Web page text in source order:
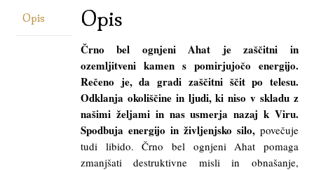
Opis Opis
Črno bel ognjeni Ahat je zaščitni in
ozemljitveni kamen s pomirjujočo energijo.
Rečeno je, da gradi zaščitni ščit po telesu.
Odklanja okoliščine in ljudi, ki niso v skladu z
našimi željami in nas usmerja nazaj k Viru.
Spodbuja energijo in življenjsko silo, povečuje
tudi libido. Črno bel ognjeni Ahat pomaga
zmanjšati destruktivne misli in obnašanje,